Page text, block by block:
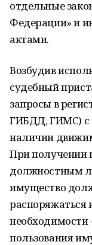
отдельные
Федерации» и
актами.
Возбудив
судебный
запросы в
ГИБДД, ГИМС) с
наличии
При получении
должностным
имущество
распоряжаться
необходимости
пользования